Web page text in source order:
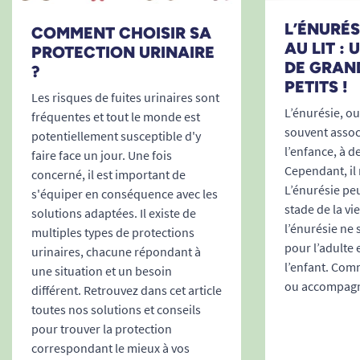
Pour plus de précision, le guide de
pose illustré, disponible sur la fiche
produit, accompagne pas à pas les
proches ou les professionnels de
santé.
Gestion centralisée :la vérification de la
saturation grâce à l’indicateur limite les
manipulations et favorise un suivi efficace
du change.
COMMENT CHOISIR SA
PROTECTION URINAIRE
?
Les risques de fuites urinaires sont
fréquentes et tout le monde est
potentiellement susceptible d'y
faire face un jour. Une fois
concerné, il est important de
s'équiper en conséquence avec les
solutions adaptées. Il existe de
multiples types de protections
urinaires, chacune répondant à
une situation et un besoin
différent. Retrouvez dans cet article
toutes nos solutions et conseils
pour trouver la protection
correspondant le mieux à vos
AU LIT :
DE
PETITS !
L’énurésie,
souvent
l’enfance, à
Cependant, il
L’énurésie
stade de la
l’énurésie ne
pour l’adulte
l’enfant.
ou